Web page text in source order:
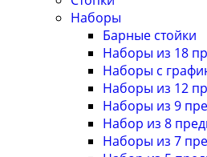
Наборы
Барные стойки
Наборы из 18
Наборы с
Наборы из 12
Наборы из 9
Набор из 8
Наборы из 7